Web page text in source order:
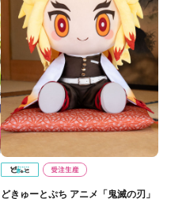
どきゅーとぷち アニメ「鬼滅の刃」